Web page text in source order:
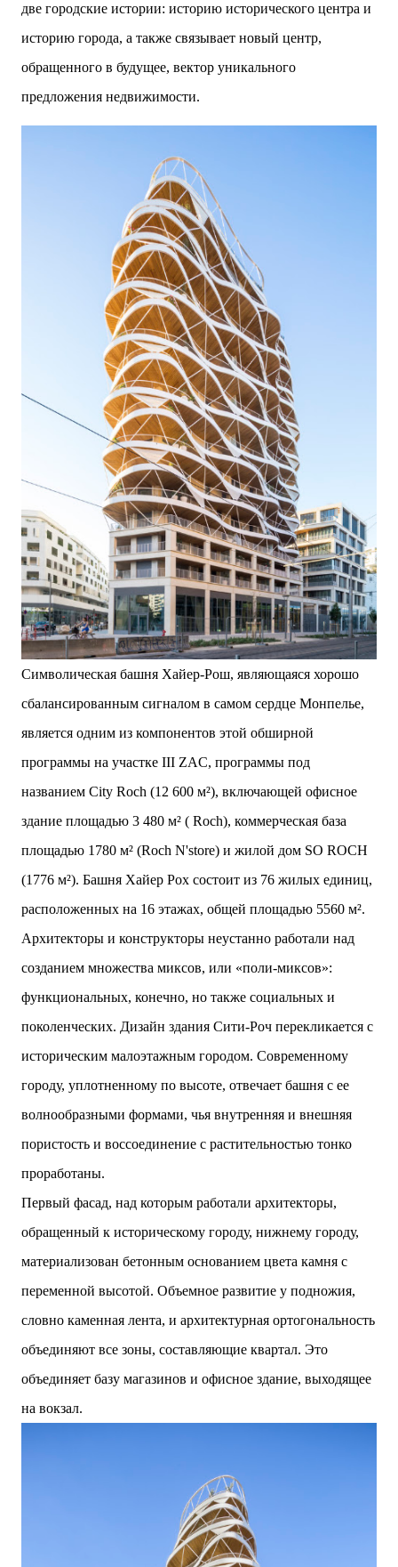
две городские истории: историю исторического центра и
историю города, а также связывает новый центр,
обращенного в будущее, вектор уникального
предложения недвижимости.
Символическая башня Хайер-Рош, являющаяся хорошо
сбалансированным сигналом в самом сердце Монпелье,
является одним из компонентов этой обширной
программы на участке III ZAC, программы под
названием City Roch (12 600 м²), включающей офисное
здание площадью 3 480 м² ( Roch), коммерческая база
площадью 1780 м² (Roch N'store) и жилой дом SO ROCH
(1776 м²). Башня Хайер Рох состоит из 76 жилых единиц,
расположенных на 16 этажах, общей площадью 5560 м².
Архитекторы и конструкторы неустанно работали над
созданием множества миксов, или «поли-миксов»:
функциональных, конечно, но также социальных и
поколенческих. Дизайн здания Сити-Роч перекликается с
историческим малоэтажным городом. Современному
городу, уплотненному по высоте, отвечает башня с ее
волнообразными формами, чья внутренняя и внешняя
пористость и воссоединение с растительностью тонко
проработаны.
Первый фасад, над которым работали архитекторы,
обращенный к историческому городу, нижнему городу,
материализован бетонным основанием цвета камня с
переменной высотой. Объемное развитие у подножия,
словно каменная лента, и архитектурная ортогональность
объединяют все зоны, составляющие квартал. Это
объединяет базу магазинов и офисное здание, выходящее
на вокзал.